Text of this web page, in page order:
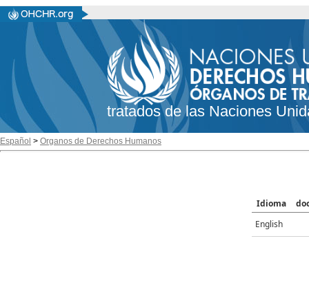
tratados de las Naciones
Español > Organos de Derechos Humanos
Idioma
English